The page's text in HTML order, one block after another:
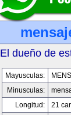
El dueño de
Mayusculas:
Minusculas:
Longitud:
21